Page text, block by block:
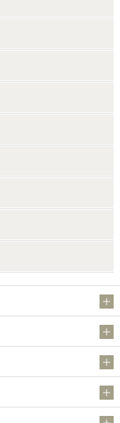
発について